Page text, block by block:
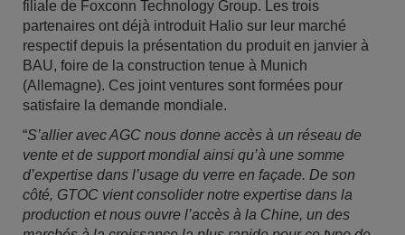
filiale de Foxconn Technology Group. Les trois
partenaires ont déjà introduit Halio sur leur marché
respectif depuis la présentation du produit en janvier à
BAU, foire de la construction tenue à Munich
(Allemagne). Ces joint ventures sont formées pour
satisfaire la demande mondiale.
“S’allier avec AGC nous donne accès à un réseau de
vente et de support mondial ainsi qu’à une somme
d’expertise dans l’usage du verre en façade. De son
côté, GTOC vient consolider notre expertise dans la
production et nous ouvre l’accès à la Chine, un des